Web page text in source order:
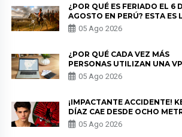
¿POR QUÉ ES FERIADO EL 6
AGOSTO EN PERÚ? ESTA ES
HISTORIA
05 Ago 2026
¿POR QUÉ CADA VEZ MÁS
PERSONAS UTILIZAN UNA
PARA PROTEGER SU
PRIVACIDAD?
05 Ago 2026
¡IMPACTANTE ACCIDENTE!
DÍAZ CAE DESDE OCHO
EN “ESTO ES GUERRA” Y
PREOCUPACIÓN
05 Ago 2026